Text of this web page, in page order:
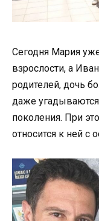
Сегодня Мария
взрослости, а
родителей, дочь
даже
поколения. При
относится к ней с